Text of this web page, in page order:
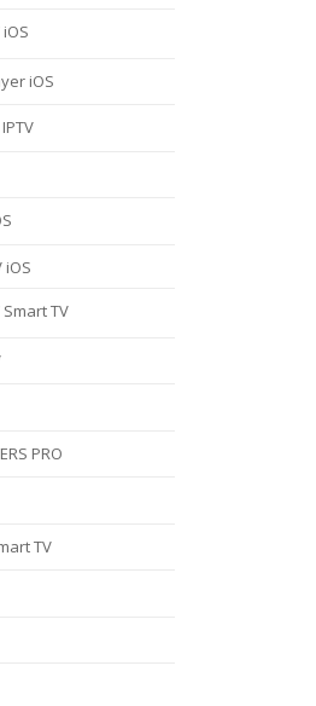
iOS
iOS
TV
PRO
TV